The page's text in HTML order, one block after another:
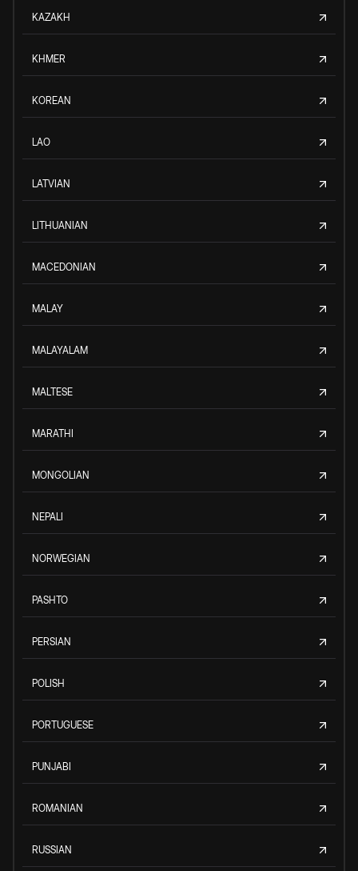
KAZAKH
KHMER
KOREAN
LAO
LATVIAN
LITHUANIAN
MACEDONIAN
MALAY
MALAYALAM
MALTESE
MARATHI
MONGOLIAN
NEPALI
NORWEGIAN
PASHTO
PERSIAN
POLISH
PORTUGUESE
PUNJABI
ROMANIAN
RUSSIAN